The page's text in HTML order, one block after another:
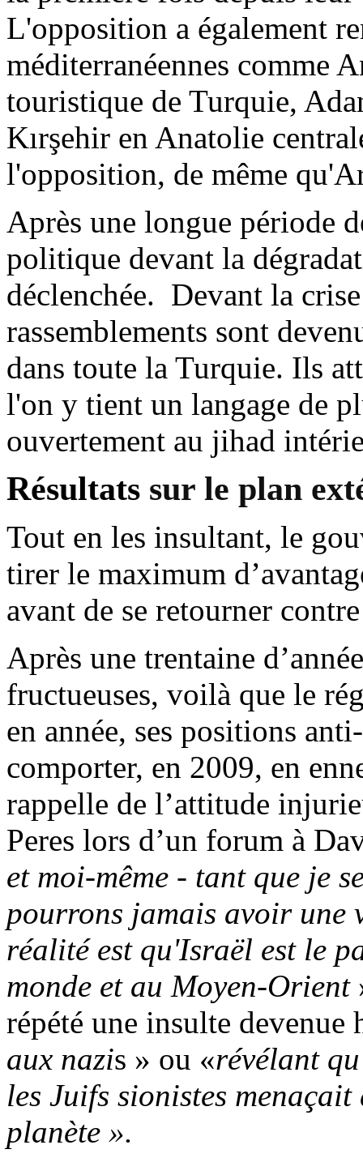
L'opposition a également
méditerranéennes comme
touristique de Turquie,
Kırşehir en Anatolie
l'opposition, de même
Après une longue période
politique devant la
déclenchée. Devant la
rassemblements sont
dans toute la Turquie. Ils
l'on y tient un langage de
ouvertement au jihad
Résultats sur le plan
Tout en les insultant, le
tirer le maximum
avant de se retourner
Après une trentaine
fructueuses, voilà que le
en année, ses positions
comporter, en 2009, en
rappelle de l’attitude
Peres lors d’un forum à
et moi-même - tant que je
pourrons jamais avoir une
réalité est qu'Israël est le
monde et au Moyen-Orient
répété une insulte
aux nazis » ou «révélant
les Juifs sionistes
planète ».